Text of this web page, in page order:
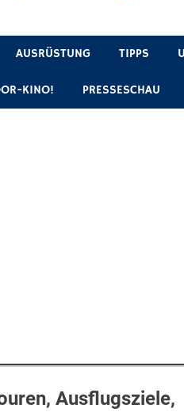
AUSRÜSTUNG TIPPS
KINO! PRESSESCHAU
Ausflugsziele,